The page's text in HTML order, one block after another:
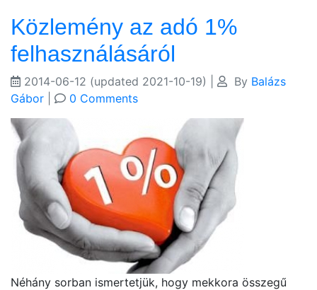
Közlemény az adó 1%
felhasználásáról
2014-06-12 (updated 2021-10-19) By Balázs
Gábor
0 Comments
Néhány sorban ismertetjük, hogy mekkora összegű